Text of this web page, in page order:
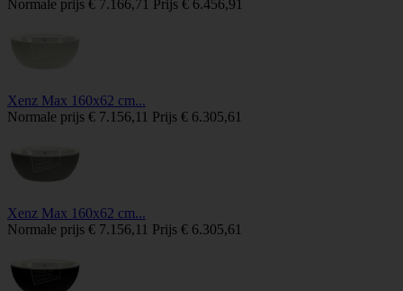
Normale prijs € 7.166,71 Prijs € 6.456,91
Xenz Max 160x62 cm...
Normale prijs € 7.156,11 Prijs € 6.305,61
Xenz Max 160x62 cm...
Normale prijs € 7.156,11 Prijs € 6.305,61